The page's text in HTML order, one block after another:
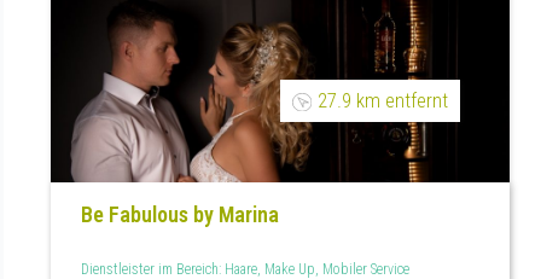
27.9 km entfernt
Be Fabulous by Marina
Dienstleister im Bereich: Haare, Make Up, Mobiler Service